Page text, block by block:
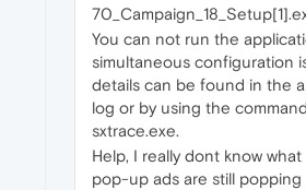
You can not run the
simultaneous configuration
details can be found in the
log or by using the
sxtrace.exe.
Help, I really dont know
pop-up ads are still